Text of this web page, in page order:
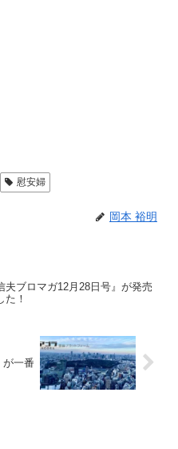
慰安婦
岡本 裕明
夫ブロマガ12月28日号』が発売
た！
が一番